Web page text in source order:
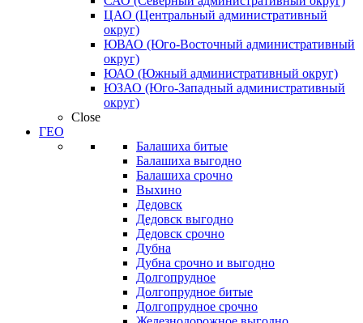
ЦАО (Центральный административный
округ)
ЮВАО (Юго-Восточный административный
округ)
ЮАО (Южный административный округ)
ЮЗАО (Юго-Западный административный
округ)
Close
ГЕО
Балашиха битые
Балашиха выгодно
Балашиха срочно
Выхино
Дедовск
Дедовск выгодно
Дедовск срочно
Дубна
Дубна срочно и выгодно
Долгопрудное
Долгопрудное битые
Долгопрудное срочно